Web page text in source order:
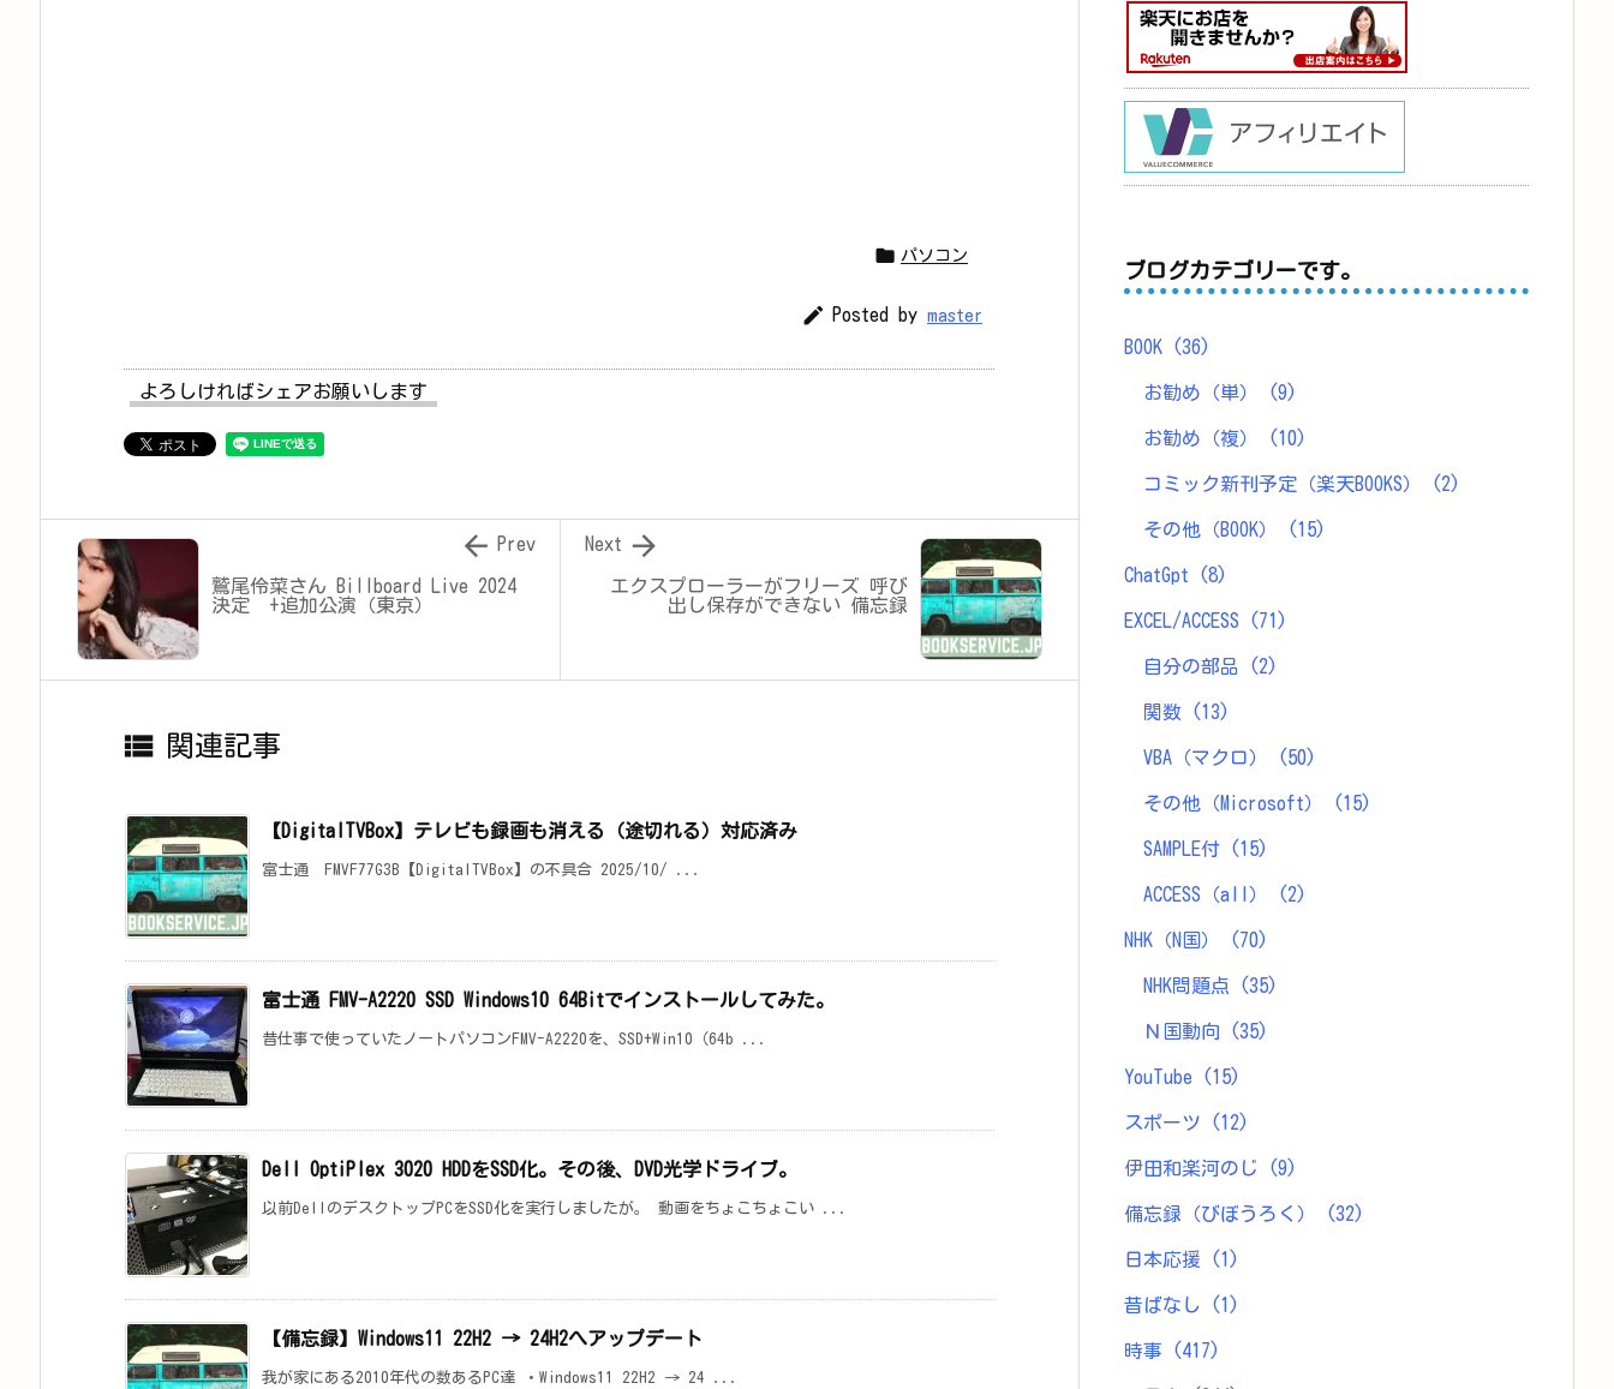
 パソコン
 Posted by master
よろしければシェアお願いします
エクスプローラーがフリーズ 呼び
出し保存ができない 備忘録

Next
鷲尾伶菜さん Billboard Live 2024
決定 +追加公演（東京）
 Prev
 関連記事
【DigitalTVBox】テレビも録画も消える（途切れる）対応済み
富士通 FMVF77G3B【DigitalTVBox】の不具合 2025/10/ ...
富士通 FMV-A2220 SSD Windows10 64Bitでインストールしてみた。
昔仕事で使っていたノートパソコンFMV-A2220を、SSD+Win10（64b ...
Dell OptiPlex 3020 HDDをSSD化。その後、DVD光学ドライブ。
以前DellのデスクトップPCをSSD化を実行しましたが。 動画をちょこちょこい ...
【備忘録】Windows11 22H2 → 24H2へアップデート
我が家にある2010年代の数あるPC達 ・Windows11 22H2 → 24 ...
ブログカテゴリーです。
BOOK (36)
お勧め（単） (9)
お勧め（複） (10)
コミック新刊予定（楽天BOOKS） (2)
その他（BOOK） (15)
ChatGpt (8)
EXCEL/ACCESS (71)
自分の部品 (2)
関数 (13)
VBA（マクロ） (50)
その他（Microsoft） (15)
SAMPLE付 (15)
ACCESS（all） (2)
NHK（N国） (70)
NHK問題点 (35)
Ｎ国動向 (35)
YouTube (15)
スポーツ (12)
伊田和楽河のじ (9)
備忘録（びぼうろく） (32)
日本応援 (1)
昔ばなし (1)
時事 (417)